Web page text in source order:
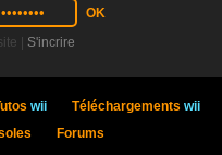
| S'incrire
wii Téléchargements wii
Forums